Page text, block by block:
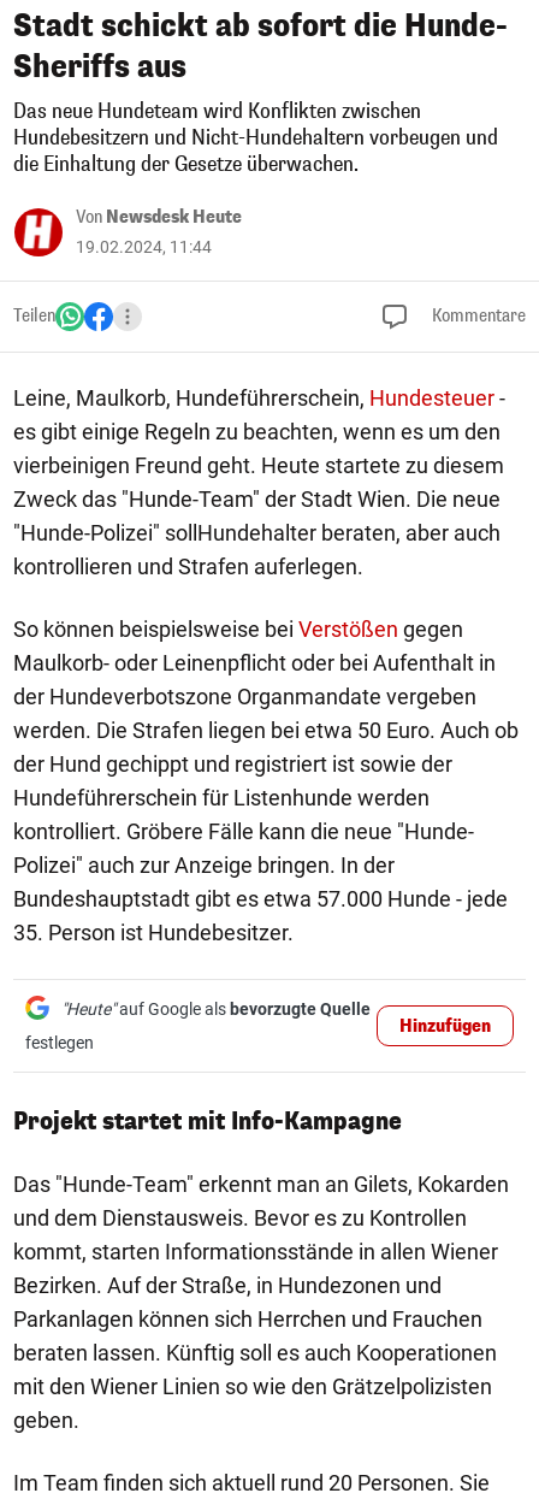
Stadt schickt ab sofort die Hunde-
Sheriffs aus
Das neue Hundeteam wird Konflikten zwischen
Hundebesitzern und Nicht-Hundehaltern vorbeugen und
die Einhaltung der Gesetze überwachen.
Von Newsdesk Heute
19.02.2024, 11:44
Teilen Kommentare
Leine, Maulkorb, Hundeführerschein, Hundesteuer-
es gibt einige Regeln zu beachten, wenn es um den
vierbeinigen Freund geht. Heute startete zu diesem
Zweck das "Hunde-Team" der Stadt Wien. Die neue
"Hunde-Polizei" sollHundehalter beraten, aber auch
kontrollieren und Strafen auferlegen.
So können beispielsweise bei Verstößen gegen
Maulkorb- oder Leinenpflicht oder bei Aufenthalt in
der Hundeverbotszone Organmandate vergeben
werden. Die Strafen liegen bei etwa 50 Euro. Auch ob
der Hund gechippt und registriert ist sowie der
Hundeführerschein für Listenhunde werden
kontrolliert. Gröbere Fälle kann die neue "Hunde-
Polizei" auch zur Anzeige bringen. In der
Bundeshauptstadt gibt es etwa 57.000 Hunde - jede
35. Person ist Hundebesitzer.
"Heute"auf Google als bevorzugte Quelle
festlegen
Hinzufügen
Projekt startet mit Info-Kampagne
Das "Hunde-Team" erkennt man an Gilets, Kokarden
und dem Dienstausweis. Bevor es zu Kontrollen
kommt, starten Informationsstände in allen Wiener
Bezirken. Auf der Straße, in Hundezonen und
Parkanlagen können sich Herrchen und Frauchen
beraten lassen. Künftig soll es auch Kooperationen
mit den Wiener Linien so wie den Grätzelpolizisten
geben.
Im Team finden sich aktuell rund 20 Personen. Sie